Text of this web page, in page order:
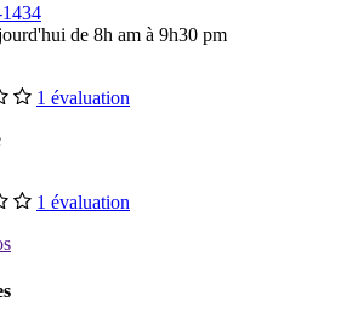
de 8h am à 9h30 pm
1 évaluation
1 évaluation